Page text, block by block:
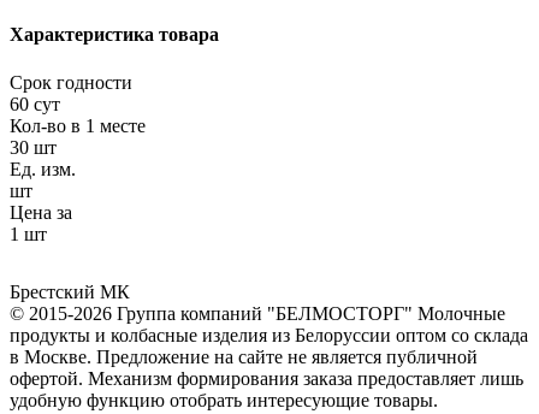
Характеристика товара
Срок годности
60 сут
Кол-во в 1 месте
30 шт
Ед. изм.
шт
Цена за
1 шт
Брестский МК
© 2015-2026 Группа компаний "БЕЛМОСТОРГ" Молочные
продукты и колбасные изделия из Белоруссии оптом со склада
в Москве. Предложение на сайте не является публичной
офертой. Механизм формирования заказа предоставляет лишь
удобную функцию отобрать интересующие товары.